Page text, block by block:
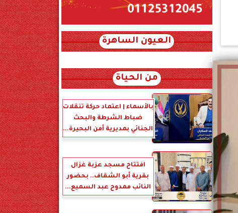
العيون الساهرة
xml_json/rss/~12.xml x0n not found
من الحياة
بالأسماء | اعتماد حركة تنقلات
ضباط الشرطة والبحث
الجنائي بمديرية أمن البحيرة...
افتتاح مسجد عزبة غزال
بقرية أبو الشقاف.. بحضور
النائب ممدوح عبد السميع...